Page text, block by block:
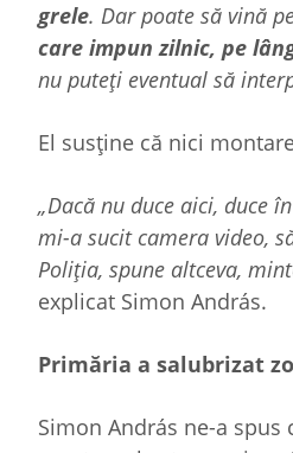
grele. Dar poate să vină
care impun zilnic, pe
nu puteți eventual să
El susține că nici
„Dacă nu duce aici, duce
mi-a sucit camera video,
Poliția, spune altceva,
explicat Simon András.
Primăria a salubrizat
Simon András ne-a